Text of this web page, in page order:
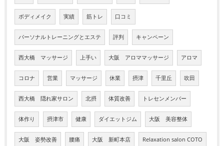
ボディメイク 実績 筋トレ 口コミ
パーソナルトレーニングとエステ 評判 キャンペーン
西大橋 マッサージ 上手い 大阪 アロママッサージ アロマ
コロナ 営業 マッサージ 休業 摂津 千里丘 吹田
西大橋 隠れ家サロン 北摂 体質改善 トレセンメンバー
体作り 摂津市 健康 ダイエットジム 大阪 美容整体
大阪 姿勢改善 腰痛 大阪 新町本店 Relaxation salon COTO